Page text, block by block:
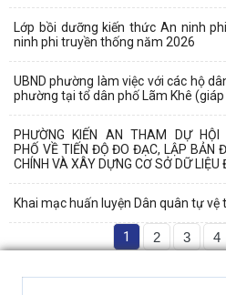
Lớp bồi dưỡng kiến thức An ninh
ninh phi truyền thống năm 2026
UBND phường làm việc với các hộ
phường tại tổ dân phố Lãm Khê
PHƯỜNG KIẾN AN THAM DỰ HỘI
PHỐ VỀ TIẾN ĐỘ ĐO ĐẠC, LẬP BẢN
CHÍNH VÀ XÂY DỰNG CƠ SỞ DỮ LIỆU
Khai mạc huấn luyện Dân quân tự vệ
1 2 3 4